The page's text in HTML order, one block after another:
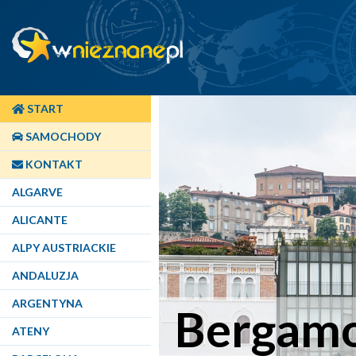
START
SAMOCHODY
KONTAKT
ALGARVE
ALICANTE
ALPY AUSTRIACKIE
ANDALUZJA
ARGENTYNA
ATENY